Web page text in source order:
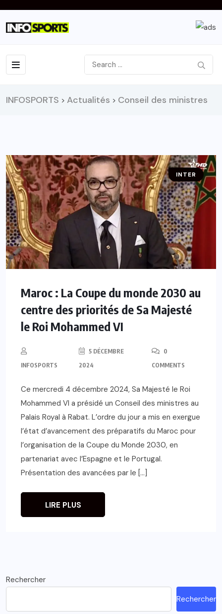
INFOSPORTS > Actualités > Conseil des ministres
INTER
Maroc : La Coupe du monde 2030 au
centre des priorités de Sa Majesté
le Roi Mohammed VI
INFOSPORTS
5 DÉCEMBRE
2024
0
COMMENTS
Ce mercredi 4 décembre 2024, Sa Majesté le Roi
Mohammed VI a présidé un Conseil des ministres au
Palais Royal à Rabat. L’ordre du jour a mis en exergue
l’état d’avancement des préparatifs du Maroc pour
l’organisation de la Coupe du Monde 2030, en
partenariat avec l’Espagne et le Portugal.
Présentation des avancées par le […]
LIRE PLUS
Rechercher
Rechercher